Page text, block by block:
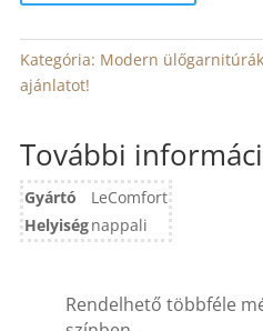
Kategória: Modern ülőgarnitúrák
ajánlatot!
További
Gyártó
LeComfort
Helyiségnappali
Rendelhető többféle